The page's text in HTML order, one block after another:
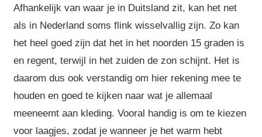
Afhankelijk van waar je in Duitsland zit, kan het net
als in Nederland soms flink wisselvallig zijn. Zo kan
het heel goed zijn dat het in het noorden 15 graden is
en regent, terwijl in het zuiden de zon schijnt. Het is
daarom dus ook verstandig om hier rekening mee te
houden en goed te kijken naar wat je allemaal
meeneemt aan kleding. Vooral handig is om te kiezen
voor laagjes, zodat je wanneer je het warm hebt